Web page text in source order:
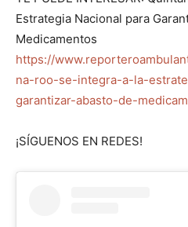
Estrategia Nacional para
Medicamentos
https://
na-roo-se-integra-a-la-
garantizar-abasto-de-
¡SÍGUENOS EN REDES!